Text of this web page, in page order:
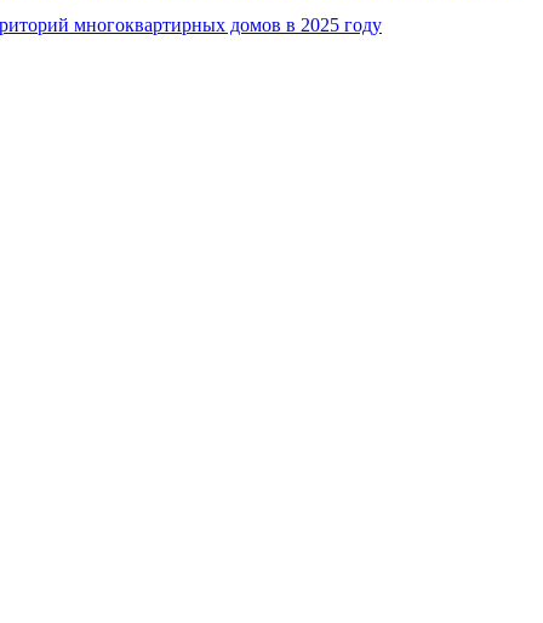
многоквартирных домов в 2025 году